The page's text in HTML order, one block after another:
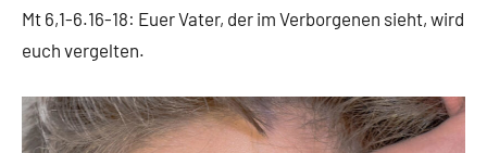
Mt 6,1-6.16-18: Euer Vater, der im Verborgenen sieht, wird
euch vergelten.